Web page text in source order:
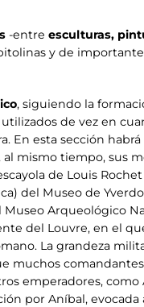
-entre esculturas,
y de
, siguiendo la
de vez en
En esta sección
mismo tiempo, sus
de Louis
del Museo de
Arqueológico
del Louvre, en el
La grandeza
muchos
emperadores,
por Aníbal,